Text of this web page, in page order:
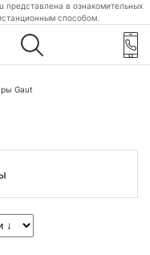
представлена в ознакомительных
способом.
Gaut